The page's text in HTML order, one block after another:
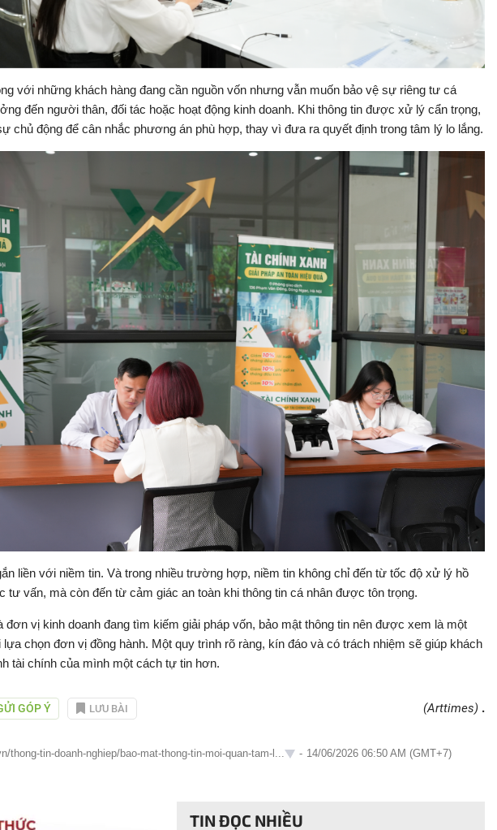
với những khách hàng đang cần nguồn vốn nhưng vẫn muốn bảo vệ sự riêng tư cá
đến người thân, đối tác hoặc hoạt động kinh doanh. Khi thông tin được xử lý cẩn trọng,
chủ động để cân nhắc phương án phù hợp, thay vì đưa ra quyết định trong tâm lý lo lắng.
liền với niềm tin. Và trong nhiều trường hợp, niềm tin không chỉ đến từ tốc độ xử lý hồ
vấn, mà còn đến từ cảm giác an toàn khi thông tin cá nhân được tôn trọng.
đơn vị kinh doanh đang tìm kiếm giải pháp vốn, bảo mật thông tin nên được xem là một
lựa chọn đơn vị đồng hành. Một quy trình rõ ràng, kín đáo và có trách nhiệm sẽ giúp khách
tài chính của mình một cách tự tin hơn.
GÓP Ý LƯU BÀI (Arttimes) .
thong-tin-doanh-nghiep/bao-mat-thong-tin-moi-quan-tam-l... - 14/06/2026 06:50 AM (GMT+7)
TIN ĐỌC NHIỀU